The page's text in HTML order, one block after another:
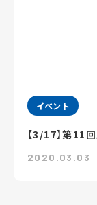
イベント
【3/17】第
2020.03.03